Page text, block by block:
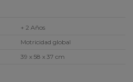
+ 2 Años
Motricidad global
39 x 58 x 37 cm